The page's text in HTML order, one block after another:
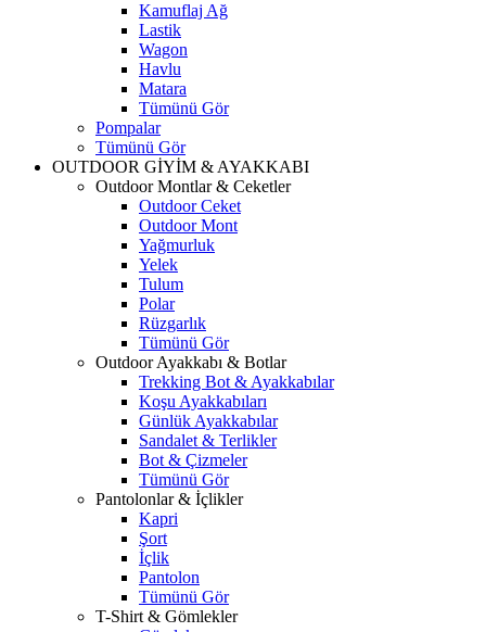
Kamuflaj Ağ
Lastik
Wagon
Havlu
Matara
Tümünü Gör
Pompalar
Tümünü Gör
OUTDOOR GİYİM & AYAKKABI
Outdoor Montlar & Ceketler
Outdoor Ceket
Outdoor Mont
Yağmurluk
Yelek
Tulum
Polar
Rüzgarlık
Tümünü Gör
Outdoor Ayakkabı & Botlar
Trekking Bot & Ayakkabılar
Koşu Ayakkabıları
Günlük Ayakkabılar
Sandalet & Terlikler
Bot & Çizmeler
Tümünü Gör
Pantolonlar & İçlikler
Kapri
Şort
İçlik
Pantolon
Tümünü Gör
T-Shirt & Gömlekler